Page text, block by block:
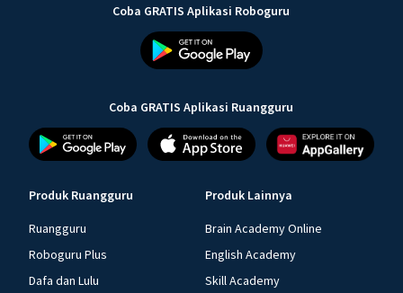
Coba GRATIS Aplikasi Roboguru
Coba GRATIS Aplikasi Ruangguru
Produk Ruangguru
Ruangguru
Roboguru Plus
Dafa dan Lulu
Produk Lainnya
Brain Academy Online
English Academy
Skill Academy